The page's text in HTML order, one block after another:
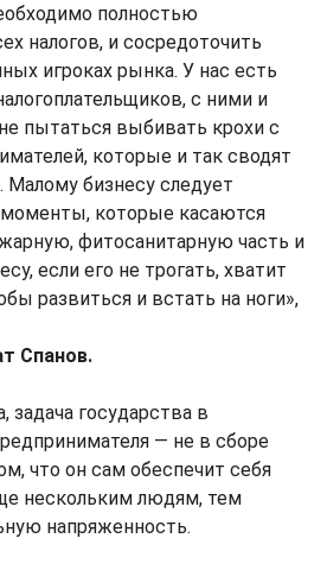
полностью
налогов, и сосредоточить
игроках рынка. У нас есть
с ними и
пытаться выбивать крохи с
которые и так сводят
бизнесу следует
которые касаются
фитосанитарную часть и
если его не трогать, хватит
развиться и встать на ноги»,
Спанов.
государства в
— не в сборе
что он сам обеспечит себя
нескольким людям, тем
напряженность.